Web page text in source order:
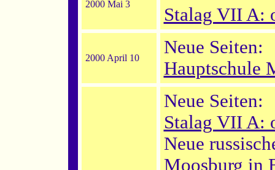
2000 Mai 3
Stalag VII A:
2000 April 10
Neue Seiten:
Hauptschule
Neue Seiten:
Stalag VII A:
Neue
Moosburg in